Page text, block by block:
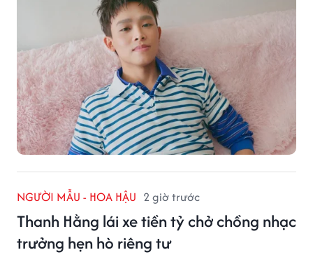
NGƯỜI MẪU - HOA HẬU 2 giờ trước
Thanh Hằng lái xe tiền tỷ chở chồng nhạc
trưởng hẹn hò riêng tư